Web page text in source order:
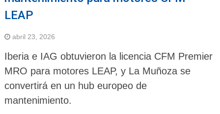
LEAP
abril 23, 2026
Iberia e IAG obtuvieron la licencia CFM Premier
MRO para motores LEAP, y La Muñoza se
convertirá en un hub europeo de
mantenimiento.